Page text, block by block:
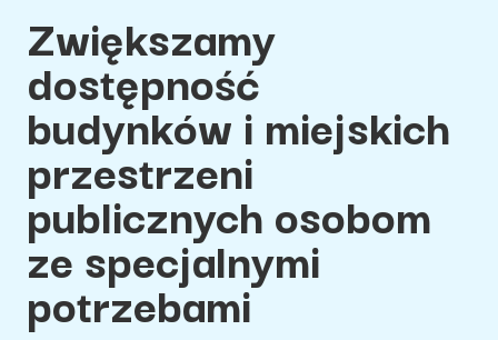
Zwiększamy
dostępność
budynków i miejskich
przestrzeni
publicznych osobom
ze specjalnymi
potrzebami